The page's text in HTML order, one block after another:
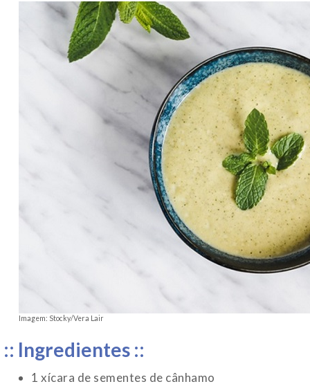
Imagem: Stocky/Vera Lair
:: Ingredientes ::
1 xícara de sementes de cânhamo